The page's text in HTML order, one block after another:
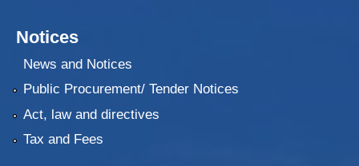
Notices
News and Notices
Public Procurement/ Tender Notices
Act, law and directives
Tax and Fees